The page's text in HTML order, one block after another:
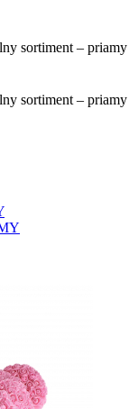
sortiment – priamy
sortiment – priamy